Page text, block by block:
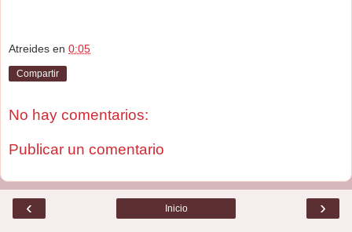
Atreides en 0:05
Compartir
No hay comentarios:
Publicar un comentario
‹ ›
Inicio